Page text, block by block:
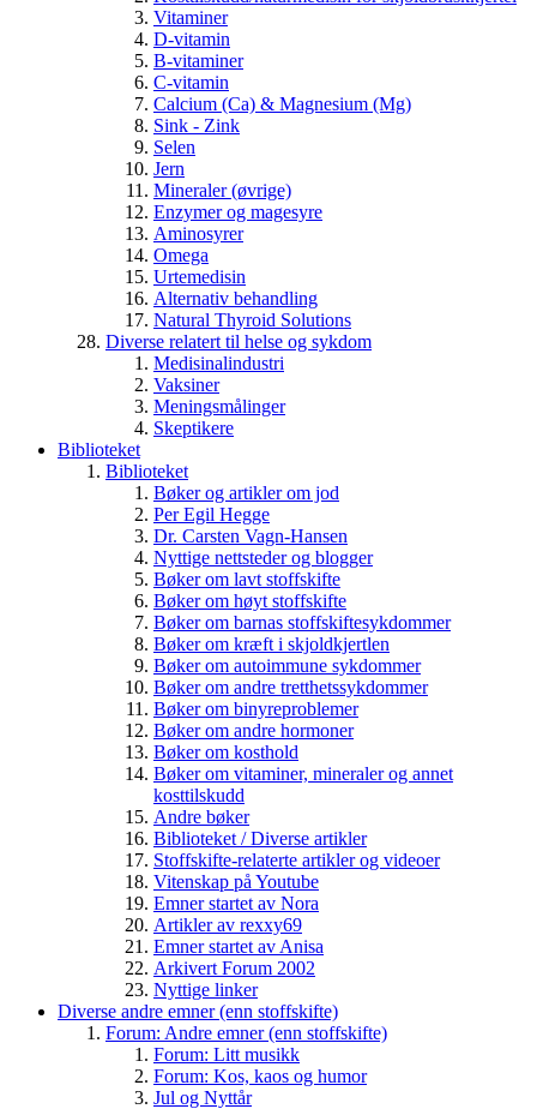
Vitaminer
D-vitamin
B-vitaminer
C-vitamin
Calcium (Ca) & Magnesium (Mg)
Sink - Zink
Selen
Jern
Mineraler (øvrige)
Enzymer og magesyre
Aminosyrer
Omega
Urtemedisin
Alternativ behandling
Natural Thyroid Solutions
Diverse relatert til helse og sykdom
Medisinalindustri
Vaksiner
Meningsmålinger
Skeptikere
Biblioteket
Biblioteket
Bøker og artikler om jod
Per Egil Hegge
Dr. Carsten Vagn-Hansen
Nyttige nettsteder og blogger
Bøker om lavt stoffskifte
Bøker om høyt stoffskifte
Bøker om barnas stoffskiftesykdommer
Bøker om kræft i skjoldkjertlen
Bøker om autoimmune sykdommer
Bøker om andre tretthetssykdommer
Bøker om binyreproblemer
Bøker om andre hormoner
Bøker om kosthold
Bøker om vitaminer, mineraler og annet
kosttilskudd
Andre bøker
Biblioteket / Diverse artikler
Stoffskifte-relaterte artikler og videoer
Vitenskap på Youtube
Emner startet av Nora
Artikler av rexxy69
Emner startet av Anisa
Arkivert Forum 2002
Nyttige linker
Diverse andre emner (enn stoffskifte)
Forum: Andre emner (enn stoffskifte)
Forum: Litt musikk
Forum: Kos, kaos og humor
Jul og Nyttår